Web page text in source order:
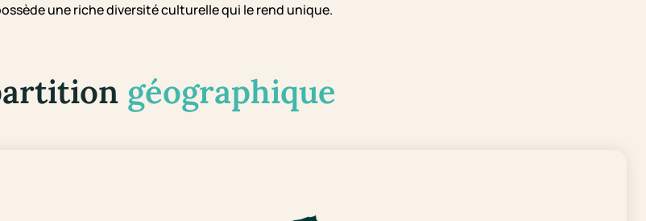
une riche diversité culturelle qui le rend unique.
géographique